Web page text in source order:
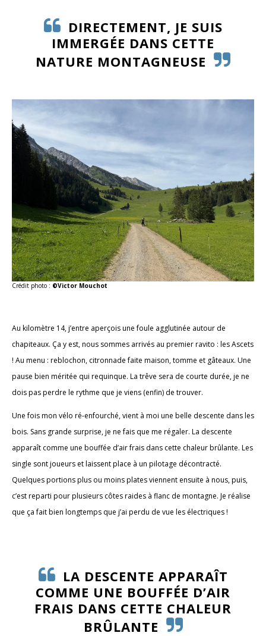
DIRECTEMENT, JE SUIS
IMMERGÉE DANS CETTE
NATURE MONTAGNEUSE
Crédit photo : ©Victor Mouchot
Au kilomètre 14, j’entre aperçois une foule agglutinée autour de
chapiteaux. Ça y est, nous sommes arrivés au premier ravito : les Ascets
! Au menu : reblochon, citronnade faite maison, tomme et gâteaux. Une
pause bien méritée qui requinque. La trêve sera de courte durée, je ne
dois pas perdre le rythme que je viens (enfin) de trouver.
Une fois mon vélo ré-enfourché, vient à moi une belle descente dans les
bois. Sans grande surprise, je ne fais que me régaler. La descente
apparaît comme une bouffée d’air frais dans cette chaleur brûlante. Les
single sont joueurs et laissent place à un pilotage décontracté.
Quelques portions plus ou moins plates viennent ensuite à nous, puis,
c’est reparti pour plusieurs côtes raides à flanc de montagne. Je réalise
que ça fait bien longtemps que j’ai perdu de vue les électriques !
LA DESCENTE APPARAÎT
COMME UNE BOUFFÉE D’AIR
FRAIS DANS CETTE CHALEUR
BRÛLANTE